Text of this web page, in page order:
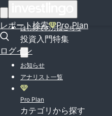
レポート検索 Pro Plan
ログイン
はじめての方はこちら
投資入門特集
お知らせ
アナリスト一覧
Pro Plan
カテゴリから探す